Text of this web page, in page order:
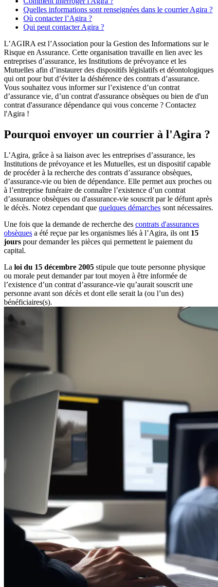
Quelles informations sont renseignées dans le courrier Agira ?
Où contacter l’Agira ?
Qui peut contacter Agira ?
L’AGIRA est l’Association pour la Gestion des Informations sur le
Risque en Assurance. Cette organisation travaille en lien avec les
entreprises d’assurance, les Institutions de prévoyance et les
Mutuelles afin d’instaurer des dispositifs législatifs et déontologiques
qui ont pour but d’éviter la déshérence des contrats d’assurance.
Vous souhaitez vous informer sur l’existence d’un contrat
d’assurance vie, d’un contrat d'assurance obsèques ou bien de d'un
contrat d'assurance dépendance qui vous concerne ? Contactez
l'Agira !
Pourquoi envoyer un courrier à l'Agira ?
L’Agira, grâce à sa liaison avec les entreprises d’assurance, les
Institutions de prévoyance et les Mutuelles, est un dispositif capable
de procéder à la recherche des contrats d’assurance obsèques,
d’assurance-vie ou bien de dépendance. Elle permet aux proches ou
à l’entreprise funéraire de connaître l’existence d’un contrat
d’assurance obsèques ou d'assurance-vie souscrit par le défunt après
le décès. Notez cependant que quelques démarches sont nécessaires.
Une fois que la demande de recherche des contrats d'assurances
obsèques a été reçue par les organismes liés à l’Agira, ils ont 15
jours pour demander les pièces qui permettent le paiement du
capital.
La loi du 15 décembre 2005 stipule que toute personne physique
ou morale peut demander par tout moyen à être informée de
l’existence d’un contrat d’assurance-vie qu’aurait souscrit une
personne avant son décès et dont elle serait la (ou l’un des)
bénéficiaires(s).